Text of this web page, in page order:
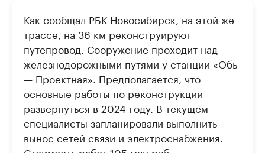
Как сообщал РБК Новосибирск, на этой же
трассе, на 36 км реконструируют
путепровод. Сооружение проходит над
железнодорожными путями у станции «Обь
— Проектная». Предполагается, что
основные работы по реконструкции
развернуться в 2024 году. В текущем
специалисты запланировали выполнить
вынос сетей связи и электроснабжения.